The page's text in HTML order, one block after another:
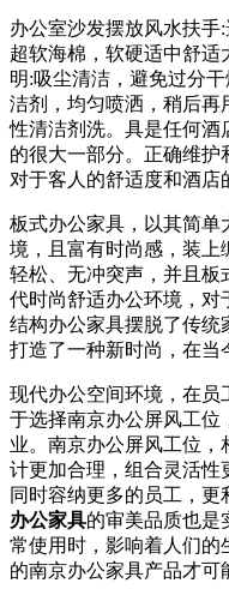
办公室沙发摆放风水扶
超软海棉，软硬适中舒适
明:吸尘清洁，避免过分
洁剂，均匀喷洒，稍后再
性清洁剂洗。具是任何酒
的很大一部分。正确维
对于客人的舒适度和酒店
板式办公家具，以其简单
境，且富有时尚感，装上
轻松、无冲突声，并且板
代时尚舒适办公环境，对
结构办公家具摆脱了传统
打造了一种新时尚，在当
现代办公空间环境，在员
于选择南京办公屏风工位
业。南京办公屏风工位
计更加合理，组合灵活性
同时容纳更多的员工，更
办公家具的审美品质也是
常使用时，影响着人们的
的南京办公家具产品才可